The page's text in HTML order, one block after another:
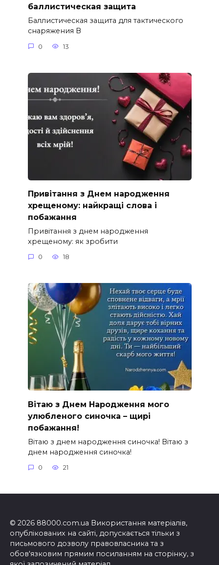
баллистическая защита
Баллистическая защита для тактического
снаряжения В
0 13
Привітання з Днем народження
хрещеному: найкращі слова і
побажання
Привітання з днем народження
хрещеному: як зробити
0 18
Вітаю з Днем Народження мого
улюбленого синочка – щирі
побажання!
Вітаю з днем народження синочка! Вітаю з
днем народження синочка!
0 21
© 2026 88000.com.ua Використання матеріалів,
опублікованих на сайті, допускається тільки з
письмового дозволу правовласника та з
обов'язковим прямим посиланням на сторінку, з